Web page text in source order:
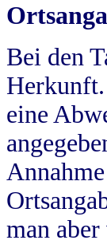
Bei den
Herkunft.
eine
man